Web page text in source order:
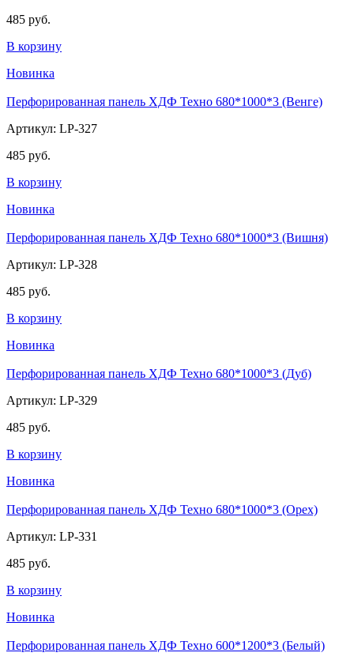
485 руб.
В корзину
Новинка
Перфорированная панель ХДФ Техно 680*1000*3 (Венге)
Артикул: LP-327
485 руб.
В корзину
Новинка
Перфорированная панель ХДФ Техно 680*1000*3 (Вишня)
Артикул: LP-328
485 руб.
В корзину
Новинка
Перфорированная панель ХДФ Техно 680*1000*3 (Дуб)
Артикул: LP-329
485 руб.
В корзину
Новинка
Перфорированная панель ХДФ Техно 680*1000*3 (Орех)
Артикул: LP-331
485 руб.
В корзину
Новинка
Перфорированная панель ХДФ Техно 600*1200*3 (Белый)